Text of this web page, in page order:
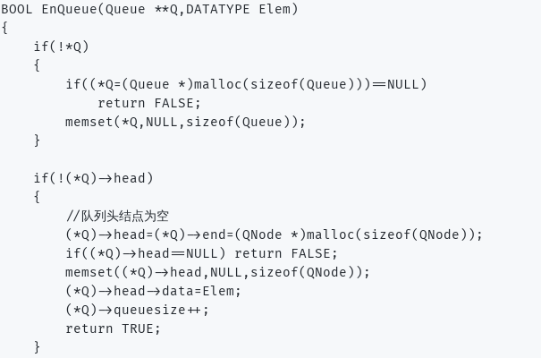
BOOL EnQueue(Queue **Q,DATATYPE Elem)
{
    if(!*Q)
    {
        if((*Q=(Queue *)malloc(sizeof(Queue)))==NULL)
            return FALSE;
        memset(*Q,NULL,sizeof(Queue));
    }
    if(!(*Q)->head)
    {
        //队列头结点为空
        (*Q)->head=(*Q)->end=(QNode *)malloc(sizeof(QNode));
        if((*Q)->head==NULL) return FALSE;
        memset((*Q)->head,NULL,sizeof(QNode));
        (*Q)->head->data=Elem;
        (*Q)->queuesize++;
        return TRUE;
    }